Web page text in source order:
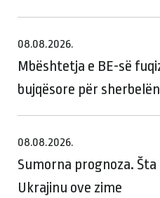
08.08.2026.
Mbështetja e BE-së
bujqësore për
08.08.2026.
Sumorna prognoza.
Ukrajinu ove zime